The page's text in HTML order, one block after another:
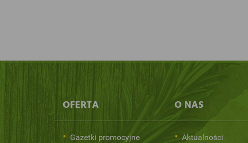
OFERTA
Gazetki promocyjne
O NAS
Aktualności